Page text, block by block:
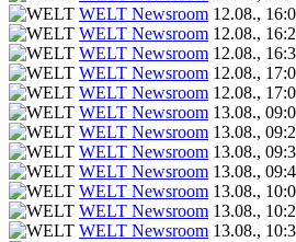
WELT Newsroom 12.08.,
WELT Newsroom 12.08.,
WELT Newsroom 12.08.,
WELT Newsroom 12.08.,
WELT Newsroom 12.08.,
WELT Newsroom 13.08.,
WELT Newsroom 13.08.,
WELT Newsroom 13.08.,
WELT Newsroom 13.08.,
WELT Newsroom 13.08.,
WELT Newsroom 13.08.,
WELT Newsroom 13.08.,